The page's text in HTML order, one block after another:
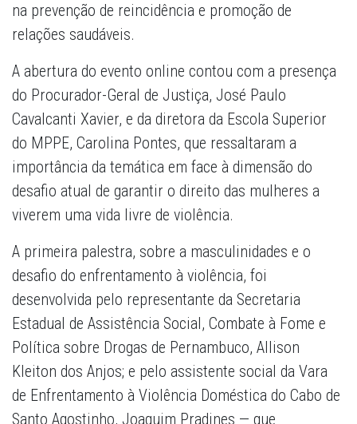
na prevenção de reincidência e promoção de
relações saudáveis.
A abertura do evento online contou com a presença
do Procurador-Geral de Justiça, José Paulo
Cavalcanti Xavier, e da diretora da Escola Superior
do MPPE, Carolina Pontes, que ressaltaram a
importância da temática em face à dimensão do
desafio atual de garantir o direito das mulheres a
viverem uma vida livre de violência.
A primeira palestra, sobre a masculinidades e o
desafio do enfrentamento à violência, foi
desenvolvida pelo representante da Secretaria
Estadual de Assistência Social, Combate à Fome e
Política sobre Drogas de Pernambuco, Allison
Kleiton dos Anjos; e pelo assistente social da Vara
de Enfrentamento à Violência Doméstica do Cabo de
Santo Agostinho, Joaquim Pradines — que